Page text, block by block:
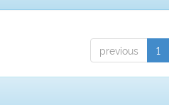
previous 1